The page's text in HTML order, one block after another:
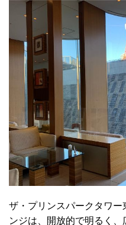
ザ・プリンスパークタワ
ンジは、開放的で明るく、